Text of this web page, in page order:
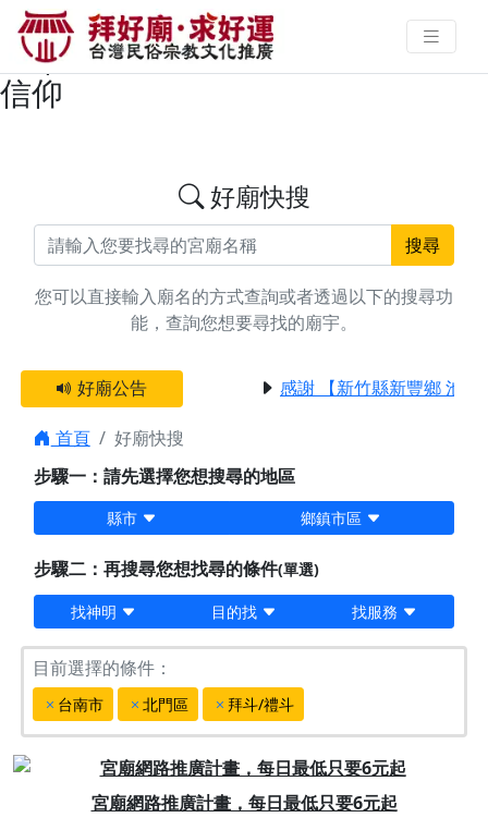
搜尋台南市北門區拜斗/禮斗廟宇資
料 | 拜好廟求好運 找到與您有緣的
信仰
好廟快搜
搜尋
您可以直接輸入廟名的方式查詢或者透過以下的搜尋功
能，查詢您想要尋找的廟宇。
好廟公告 感謝 【新竹縣新豐鄉 池和
首頁
好廟快搜
步驟一：請先選擇您想搜尋的地區
縣市 鄉鎮市區
步驟二：再搜尋您想找尋的條件(單選)
找神明 目的找 找服務
目前選擇的條件：
台南市 北門區 拜斗/禮斗
宮廟網路推廣計畫，每日最低只要6元起
Previous